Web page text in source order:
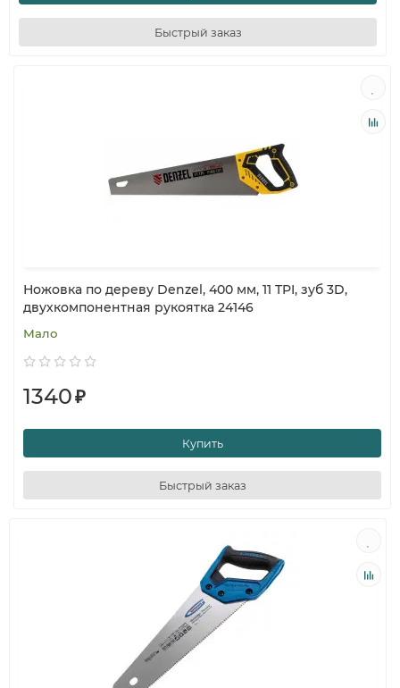
Быстрый заказ
Ножовка по дереву Denzel, 400 мм, 11 TPI, зуб 3D,
двухкомпонентная рукоятка 24146
Мало
1340₽
Купить
Быстрый заказ